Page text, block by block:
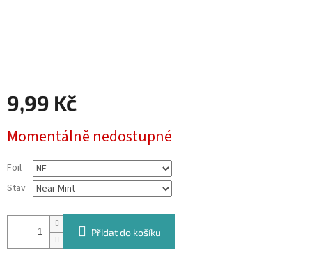
9,99 Kč
cena:
Momentálně nedostupné
Foil
Stav
Přidat do košíku